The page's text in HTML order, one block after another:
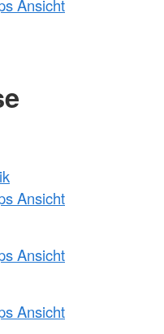
Ansicht
Ansicht
Ansicht
Ansicht